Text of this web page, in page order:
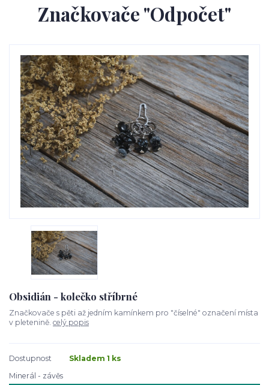
Značkovače "Odpočet"
Obsidián - kolečko stříbrné
Značkovače s pěti až jedním kamínkem pro "číselné" označení místa
v pletenině. celý popis
Dostupnost
Skladem 1 ks
Minerál - závěs